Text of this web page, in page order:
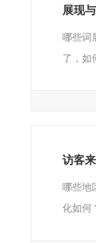
展现
哪些词
了，如
访客
哪些地
化如何